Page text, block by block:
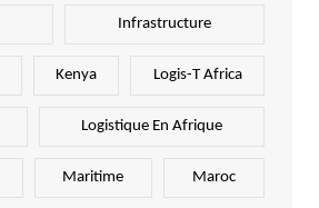
Infrastructure
Kenya Logis-T Africa
Logistique En Afrique
Maritime Maroc